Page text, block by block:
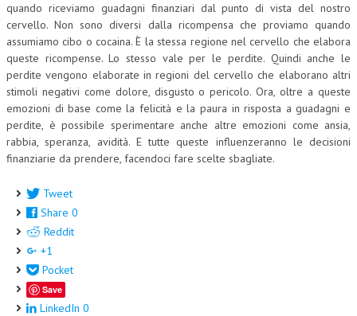
quando riceviamo guadagni finanziari dal punto di vista del nostro
cervello. Non sono diversi dalla ricompensa che proviamo quando
assumiamo cibo o cocaina. È la stessa regione nel cervello che elabora
queste ricompense. Lo stesso vale per le perdite. Quindi anche le
perdite vengono elaborate in regioni del cervello che elaborano altri
stimoli negativi come dolore, disgusto o pericolo. Ora, oltre a queste
emozioni di base come la felicità e la paura in risposta a guadagni e
perdite, è possibile sperimentare anche altre emozioni come ansia,
rabbia, speranza, avidità. E tutte queste influenzeranno le decisioni
finanziarie da prendere, facendoci fare scelte sbagliate.
Tweet
Share 0
Reddit
+1
Pocket
Save
LinkedIn 0